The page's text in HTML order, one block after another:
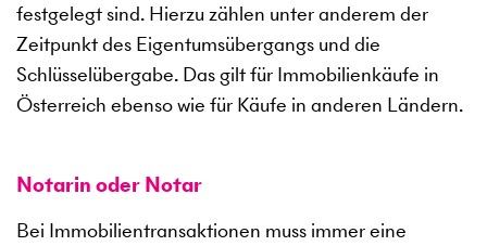
festgelegt sind. Hierzu zählen unter anderem der
Zeitpunkt des Eigentumsübergangs und die
Schlüsselübergabe. Das gilt für Immobilienkäufe in
Österreich ebenso wie für Käufe in anderen Ländern.
Notarin oder Notar
Bei Immobilientransaktionen muss immer eine